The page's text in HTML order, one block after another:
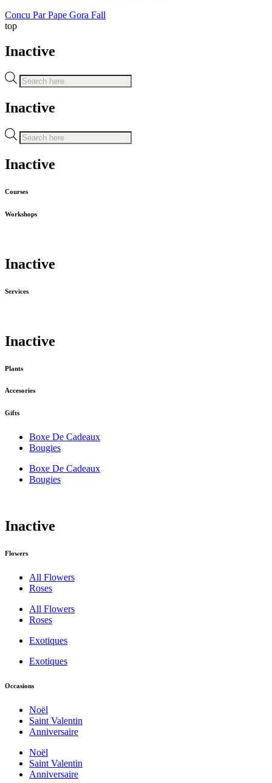
Concu Par Pape Gora Fall
top
Inactive
Recherche
de
Inactive
Recherche
de
Inactive
Courses
Workshops
Inactive
Services
Inactive
Plants
Accesories
Gifts
Boxe De Cadeaux
Bougies
Boxe De Cadeaux
Bougies
Inactive
Flowers
All Flowers
Roses
All Flowers
Roses
Exotiques
Exotiques
Occasions
Noël
Saint Valentin
Anniversaire
Noël
Saint Valentin
Anniversaire